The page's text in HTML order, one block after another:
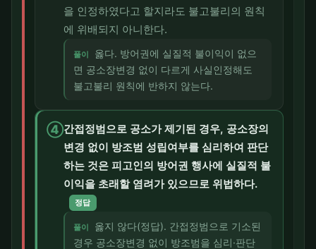
을 인정하였다고 할지라도 불고불리의 원칙
에 위배되지 아니한다.
풀이
옳다. 방어권에 실질적 불이익이 없으
면 공소장변경 없이 다르게 사실인정해도
불고불리 원칙에 반하지 않는다.
④간접정범으로 공소가 제기된 경우, 공소장의
변경 없이 방조범 성립여부를 심리하여 판단
하는 것은 피고인의 방어권 행사에 실질적 불
이익을 초래할 염려가 있으므로 위법하다.
정답
풀이
옳지 않다(정답). 간접정범으로 기소된
경우 공소장변경 없이 방조범을 심리·판단